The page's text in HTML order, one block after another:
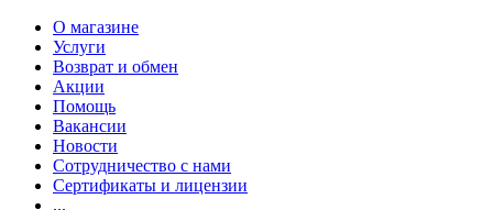
О магазине
Услуги
Возврат и обмен
Акции
Помощь
Вакансии
Новости
Сотрудничество с нами
Сертификаты и лицензии
...